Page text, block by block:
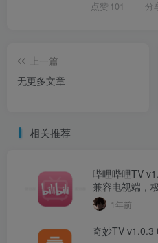
点赞 101 分
上一篇
无更多文章
相关推荐
哔哩哔哩TV
兼容电视端，
1年前
奇妙TV v1.0.3